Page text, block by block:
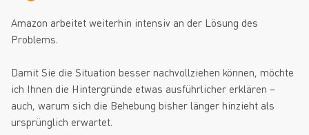
Amazon arbeitet weiterhin intensiv an der Lösung des
Problems.
Damit Sie die Situation besser nachvollziehen können, möchte
ich Ihnen die Hintergründe etwas ausführlicher erklären –
auch, warum sich die Behebung bisher länger hinzieht als
ursprünglich erwartet.